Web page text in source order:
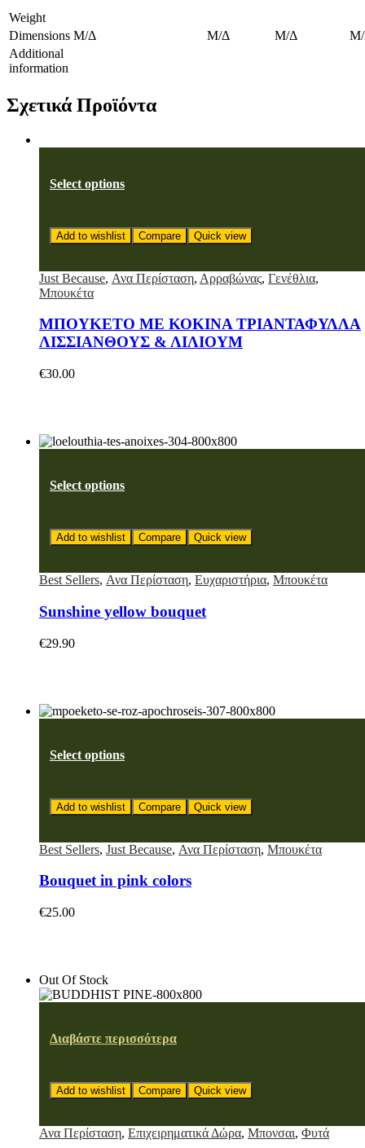
Weight
Dimensions Μ/Δ Μ/Δ Μ/Δ
Additional
information
Σχετικά Προϊόντα
Select options
Add to wishlist Compare Quick view
Just Because, Ανα Περίσταση, Αρραβώνας, Γενέθλια,
Μπουκέτα
ΜΠΟΥΚΕΤΟ ΜΕ ΚΟΚΙΝΑ ΤΡΙΑΝΤΑΦΥΛΛΑ
ΛΙΣΣΙΑΝΘΟΥΣ & ΛΙΛΙΟΥΜ
€30.00
Select options
Add to wishlist Compare Quick view
Best Sellers, Ανα Περίσταση, Ευχαριστήρια, Μπουκέτα
Sunshine yellow bouquet
€29.90
Select options
Add to wishlist Compare Quick view
Best Sellers, Just Because, Ανα Περίσταση, Μπουκέτα
Bouquet in pink colors
€25.00
Out Of Stock
Διαβάστε περισσότερα
Add to wishlist Compare Quick view
Ανα Περίσταση, Επιχειρηματικά Δώρα, Μπονσαι, Φυτά